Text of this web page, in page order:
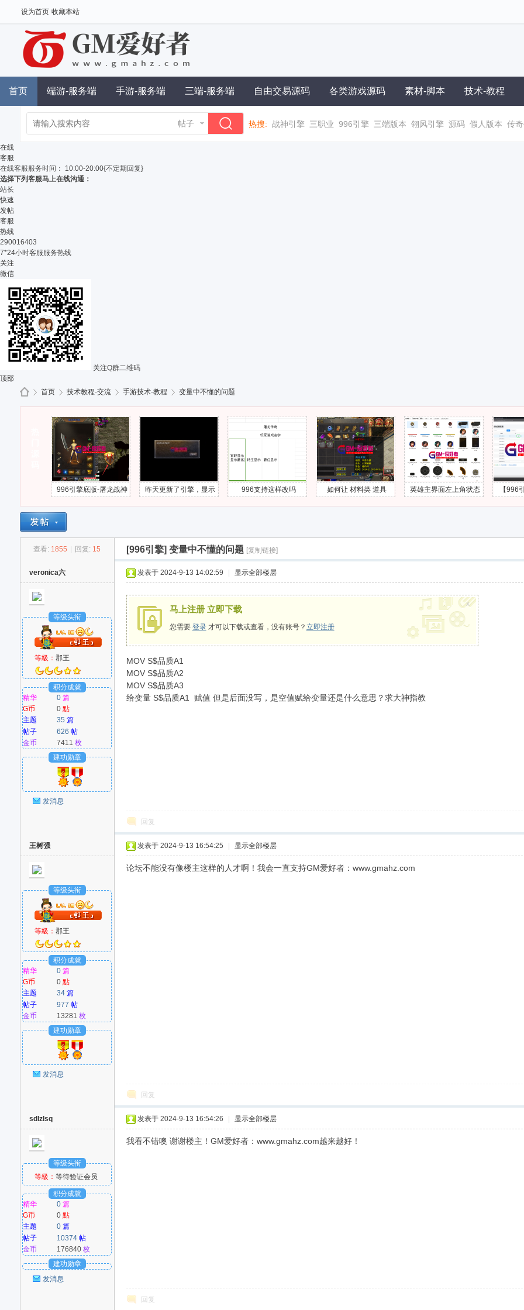
设为首页 收藏本站
首页 端游-服务端 手游-服务端 三端-服务端 自由交易源码 各类游戏源码 素材-脚本 技术-教程
帖子 热搜: 战神引擎 三职业 996引擎 三端版本 翎风引擎 源码 假人版本 传
在线
客服
在线客服服务时间： 10:00-20:00{不定期回复}
选择下列客服马上在线沟通：
站长
快速
发帖
客服
热线
290016403
7*24小时客服服务热线
关注
微信
关注Q群二维码
顶部
爱
好
者
首页 技术教程-交流
›
手游技术-教程
›
变量中不懂的问题
996引擎底版-屠龙战神
下载部分错误
昨天更新了引擎，显示
连接游戏超时
996支持这样改吗
如何让 材料类 道具
的“使用”按钮隐藏掉
英雄主界面左上角状态
头像UI界面怎么添加出
【996引擎】【
程】第3课 - 工具
查看: 1855 回复: 15 [996引擎] 变量中不懂的问题 [复制链接]
veronica六
等级头衔
等級：郡王
积分成就
精华
0 篇
G币
0點
主题
35 篇
帖子
626 帖
金币
7411枚
建功勋章
发消息
发表于 2024-9-13 14:02:59 显示全部楼层
马上注册 立即下载
您需要 登录才可以下载或查看，没有账号？ 立即注册
x
MOV S$品质A1
MOV S$品质A2
MOV S$品质A3
给变量 S$品质A1 赋值 但是后面没写，是空值赋给变量还是什么意思？求大神指教
回复
王树强
等级头衔
等級：郡王
积分成就
精华
0 篇
G币
0點
主题
34 篇
帖子
977 帖
金币
13281枚
建功勋章
发消息
发表于 2024-9-13 16:54:25 显示全部楼层
论坛不能没有像楼主这样的人才啊！我会一直支持GM爱好者：www.gmahz.com
回复
sdlzlsq
等级头衔
等級：等待验证会员
积分成就
精华
0 篇
G币
0點
主题
0 篇
帖子
10374 帖
金币
176840枚
建功勋章
发消息
发表于 2024-9-13 16:54:26 显示全部楼层
我看不错噢 谢谢楼主！GM爱好者：www.gmahz.com越来越好！
回复